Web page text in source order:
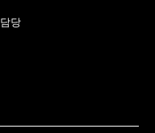
당